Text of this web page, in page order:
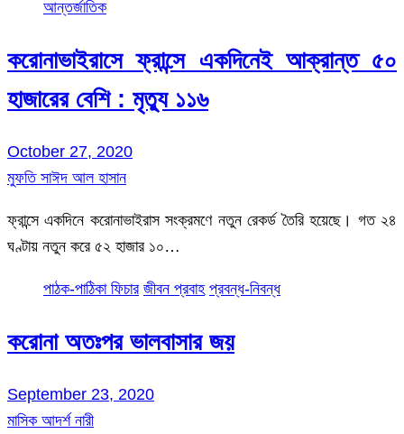
আন্তর্জাতিক
করোনাভাইরাসে ফ্রান্সে একদিনেই আক্রান্ত ৫০
হাজারের বেশি : মৃত্যু ১১৬
October 27, 2020
মুফতি সাঈদ আল হাসান
ফ্রান্সে একদিনে করোনাভাইরাস সংক্রমণে নতুন রেকর্ড তৈরি হয়েছে। গত ২৪
ঘণ্টায় নতুন করে ৫২ হাজার ১০…
পাঠক-পাঠিকা ফিচার জীবন প্রবাহ প্রবন্ধ-নিবন্ধ
করোনা অতঃপর ভালবাসার জয়
September 23, 2020
মাসিক আদর্শ নারী